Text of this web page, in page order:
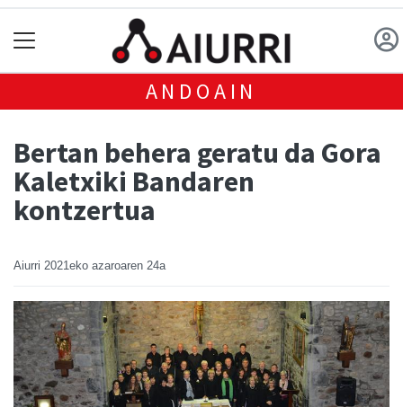
ANDOAIN
Bertan behera geratu da Gora
Kaletxiki Bandaren
kontzertua
Aiurri 2021eko azaroaren 24a